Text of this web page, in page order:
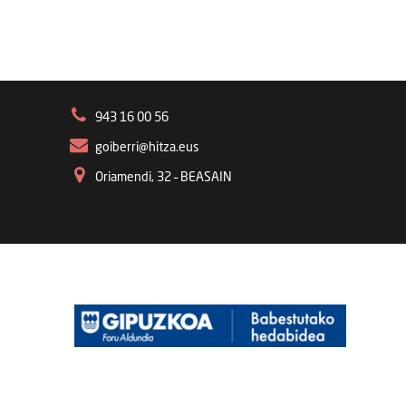
943 16 00 56
goiberri@hitza.eus
Oriamendi, 32 – BEASAIN